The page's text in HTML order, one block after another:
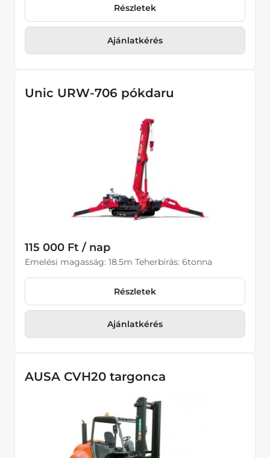
Részletek
Ajánlatkérés
Unic URW-706 pókdaru
115 000 Ft / nap
Emelési magasság: 18.5m Teherbírás: 6tonna
Részletek
Ajánlatkérés
AUSA CVH20 targonca